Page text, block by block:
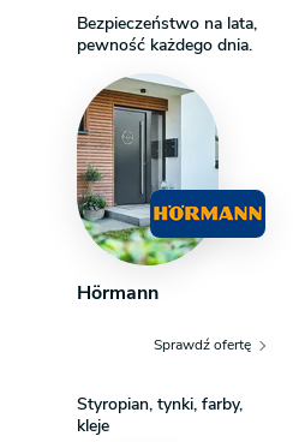
Bezpieczeństwo na lata,
pewność każdego dnia.
Hörmann
Sprawdź ofertę
Styropian, tynki, farby,
kleje